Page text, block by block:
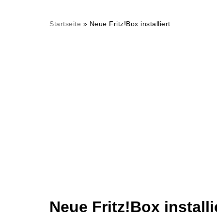
Startseite » Neue Fritz!Box installiert
Neue Fritz!Box